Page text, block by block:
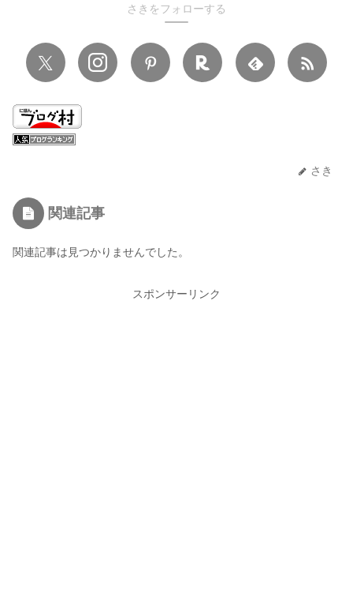
さきをフォローする
さき
関連記事
関連記事は見つかりませんでした。
スポンサーリンク